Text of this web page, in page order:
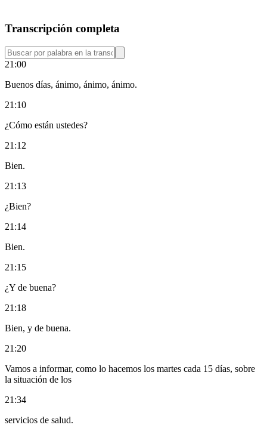
Transcripción completa
21:00
Buenos días, ánimo, ánimo, ánimo.
21:10
¿Cómo están ustedes?
21:12
Bien.
21:13
¿Bien?
21:14
Bien.
21:15
¿Y de buena?
21:18
Bien, y de buena.
21:20
Vamos a informar, como lo hacemos los martes cada 15 días, sobre
la situación de los
21:34
servicios de salud.